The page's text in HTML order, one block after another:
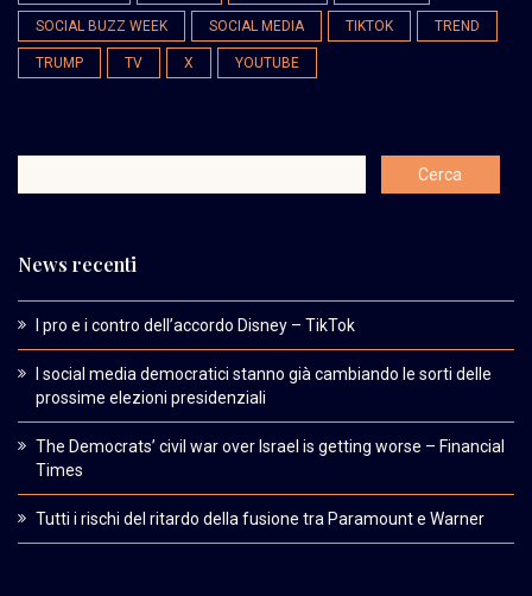
SOCIAL BUZZ WEEK SOCIAL MEDIA TIKTOK TREND
TRUMP TV X YOUTUBE
News recenti
I pro e i contro dell’accordo Disney – TikTok
I social media democratici stanno già cambiando le sorti delle
prossime elezioni presidenziali
The Democrats’ civil war over Israel is getting worse – Financial
Times
Tutti i rischi del ritardo della fusione tra Paramount e Warner